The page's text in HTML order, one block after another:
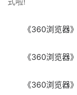
《360浏览器
《360浏览器
《360浏览器